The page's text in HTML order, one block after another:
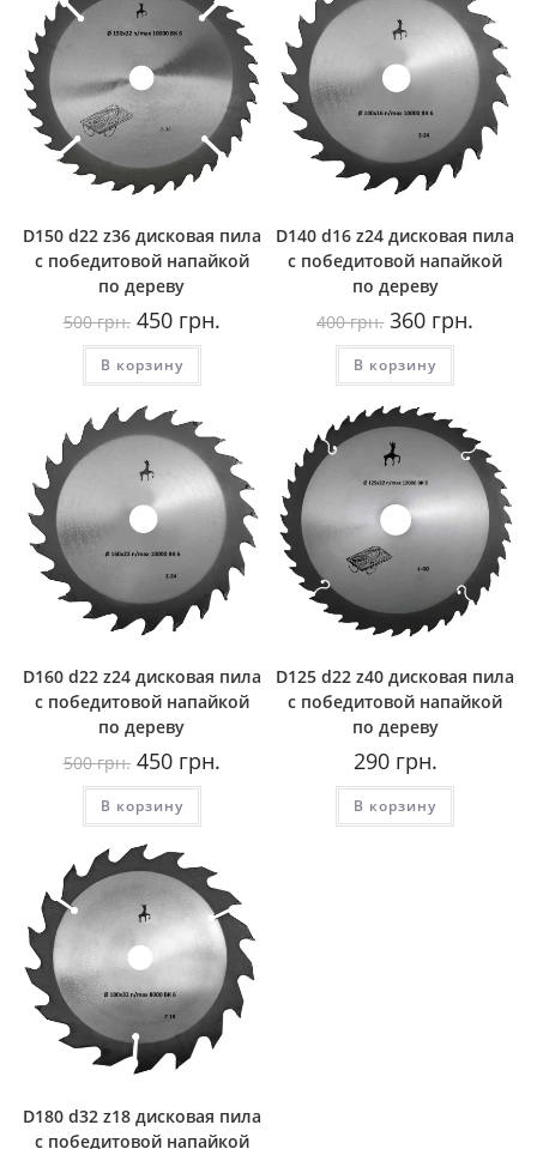
D150 d22 z36 дисковая пила
с победитовой напайкой
по дереву
500грн. Первоначальная
цена
составляла
500
грн..
450грн.цена:
В корзину
D140 d16 z24 дисковая пила
с победитовой напайкой
по дереву
400грн. Первоначальная
цена
составляла
400
грн..
360 грн.
В корзину
D160 d22 z24 дисковая пила
с победитовой напайкой
по дереву
500грн. Первоначальная
цена
составляла
500
грн..
450грн.цена:
В корзину
D125 d22 z40 дисковая пила
с победитовой напайкой
по дереву
290грн.
В корзину
D180 d32 z18 дисковая пила
с победитовой напайкой